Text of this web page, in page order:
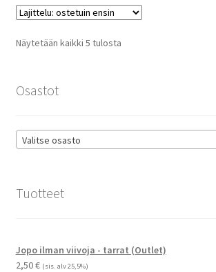
Näytetään kaikki 5 tulostaSuosituimmat
Osastot
Valitse osasto
Tuotteet
Jopo ilman viivoja - tarrat (Outlet)
2,50€ (sis. alv 25,5%)